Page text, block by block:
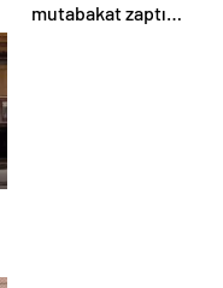
mutabakat zaptı